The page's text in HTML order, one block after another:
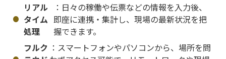
リアル
タイム
処理
：日々の稼働や伝票などの情報を入力後、
即座に連携・集計し、現場の最新状況を把
握できます。
フルク ：スマートフォンやパソコンから、場所を問